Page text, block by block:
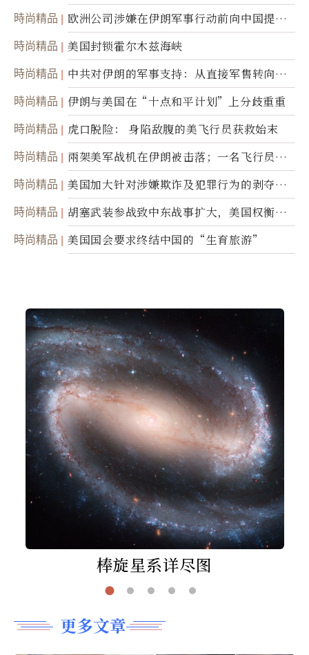
职责
時尚精品
欧洲公司涉嫌在伊朗军事行动前向中国提供
美军基地的卫星图像
時尚精品 美国封锁霍尔木兹海峡
時尚精品
中共对伊朗的军事支持：从直接军售转向间
接技术转让
時尚精品 伊朗与美国在“十点和平计划”上分歧重重
時尚精品 虎口脱险： 身陷敌腹的美飞行员获救始末
時尚精品
兩架美军战机在伊朗被击落；一名飞行员失
踪
時尚精品
美国加大针对涉嫌欺诈及犯罪行为的剥夺公
民权力度
時尚精品
胡塞武装参战致中东战事扩大，美国权衡地
面入侵的可能性
時尚精品 美国国会要求终结中国的“生育旅游”
棒旋星系详尽图
更多文章